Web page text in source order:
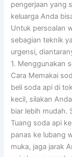
pengerjaan yang
keluarga Anda
Untuk persoalan
sebagian teknik
urgensi,
1. Menggunakan
Cara Memakai
beli soda api di
kecil, silakan
biar lebih mudah.
Tuang soda api
panas ke lubang
muka, jaga jarak